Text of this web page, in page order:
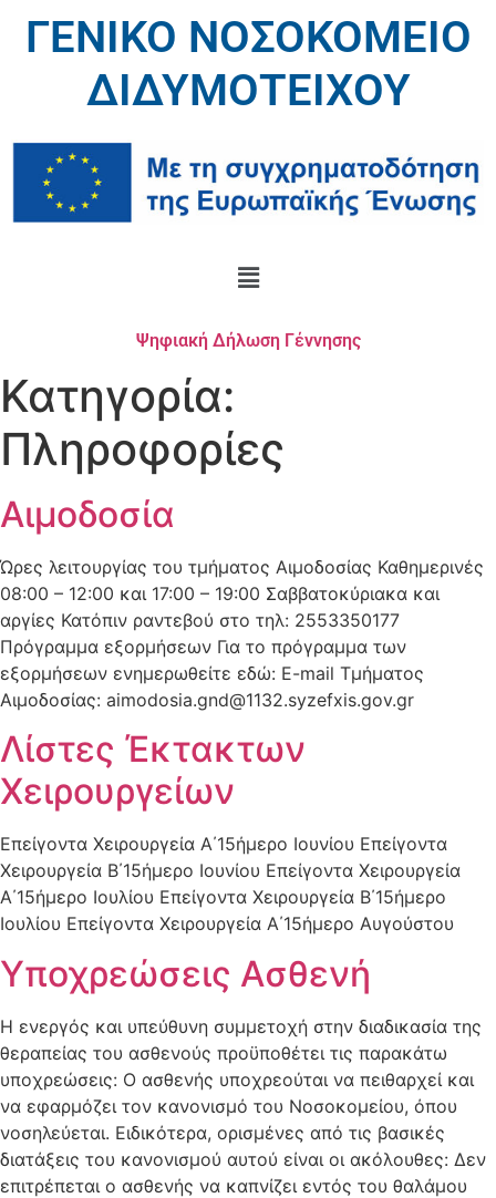
ΓΕΝΙΚΟ ΝΟΣΟΚΟΜΕΙΟ
ΔΙΔΥΜΟΤΕΙΧΟΥ
Ψηφιακή Δήλωση Γέννησης
Κατηγορία:
Πληροφορίες
Αιμοδοσία
Ώρες λειτουργίας του τμήματος Αιμοδοσίας Καθημερινές
08:00 – 12:00 και 17:00 – 19:00 Σαββατοκύριακα και
αργίες Κατόπιν ραντεβού στο τηλ: 2553350177
Πρόγραμμα εξορμήσεων Για το πρόγραμμα των
εξορμήσεων ενημερωθείτε εδώ: E-mail Τμήματος
Αιμοδοσίας: aimodosia.gnd@1132.syzefxis.gov.gr
Λίστες Έκτακτων
Χειρουργείων
Επείγοντα Χειρουργεία Α΄15ήμερο Ιουνίου Επείγοντα
Χειρουργεία Β΄15ήμερο Ιουνίου Επείγοντα Χειρουργεία
Α΄15ήμερο Ιουλίου Επείγοντα Χειρουργεία Β΄15ήμερο
Ιουλίου Επείγοντα Χειρουργεία Α΄15ήμερο Αυγούστου
Υποχρεώσεις Ασθενή
Η ενεργός και υπεύθυνη συμμετοχή στην διαδικασία της
θεραπείας του ασθενούς προϋποθέτει τις παρακάτω
υποχρεώσεις: Ο ασθενής υποχρεούται να πειθαρχεί και
να εφαρμόζει τον κανονισμό του Νοσοκομείου, όπου
νοσηλεύεται. Ειδικότερα, ορισμένες από τις βασικές
διατάξεις του κανονισμού αυτού είναι οι ακόλουθες: Δεν
επιτρέπεται ο ασθενής να καπνίζει εντός του θαλάμου